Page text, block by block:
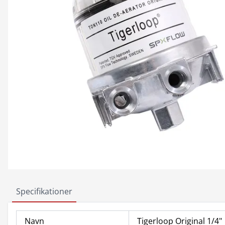
Specifikationer
Navn Tigerloop Original 1/4"